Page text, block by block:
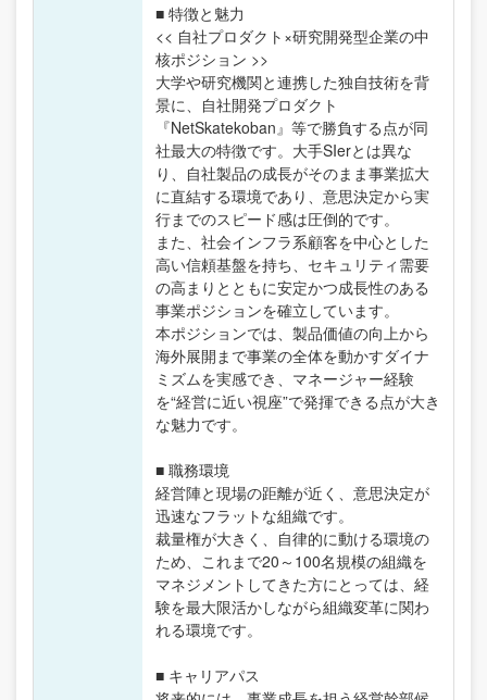
■ 特徴と魅力
<< 自社プロダクト×研究開発型企業の中
核ポジション >>
大学や研究機関と連携した独自技術を背
景に、自社開発プロダクト
『NetSkatekoban』等で勝負する点が同
社最大の特徴です。大手SIerとは異な
り、自社製品の成長がそのまま事業拡大
に直結する環境であり、意思決定から実
行までのスピード感は圧倒的です。
また、社会インフラ系顧客を中心とした
高い信頼基盤を持ち、セキュリティ需要
の高まりとともに安定かつ成長性のある
事業ポジションを確立しています。
本ポジションでは、製品価値の向上から
海外展開まで事業の全体を動かすダイナ
ミズムを実感でき、マネージャー経験
を“経営に近い視座”で発揮できる点が大き
な魅力です。
■ 職務環境
経営陣と現場の距離が近く、意思決定が
迅速なフラットな組織です。
裁量権が大きく、自律的に動ける環境の
ため、これまで20～100名規模の組織を
マネジメントしてきた方にとっては、経
験を最大限活かしながら組織変革に関わ
れる環境です。
■ キャリアパス